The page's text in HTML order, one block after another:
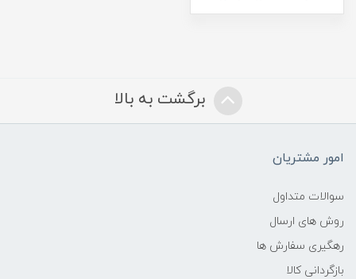
برگشت به بالا
امور مشتریان
سوالات متداول
روش های ارسال
رهگیری سفارش ها
بازگردانی کالا